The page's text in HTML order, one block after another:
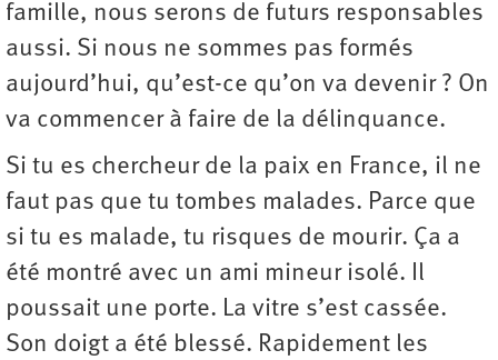
famille, nous serons de futurs responsables
aussi. Si nous ne sommes pas formés
aujourd’hui, qu’est-ce qu’on va devenir ? On
va commencer à faire de la délinquance.
Si tu es chercheur de la paix en France, il ne
faut pas que tu tombes malades. Parce que
si tu es malade, tu risques de mourir. Ça a
été montré avec un ami mineur isolé. Il
poussait une porte. La vitre s’est cassée.
Son doigt a été blessé. Rapidement les